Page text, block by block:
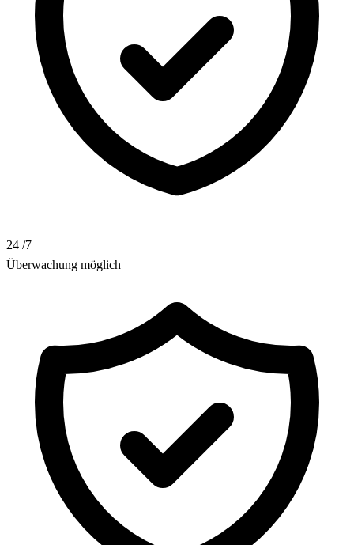
24 /7
Überwachung möglich